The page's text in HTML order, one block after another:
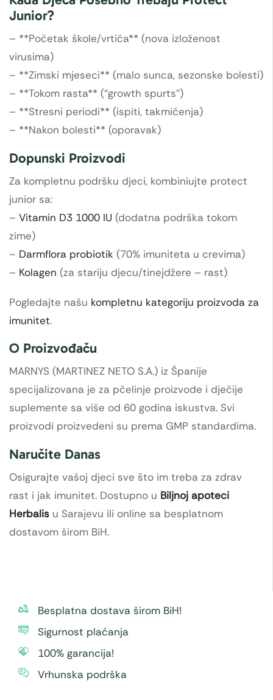
Junior?
– **Početak škole/vrtića** (nova izloženost
virusima)
– **Zimski mjeseci** (malo sunca, sezonske bolesti)
– **Tokom rasta** (“growth spurts”)
– **Stresni periodi** (ispiti, takmičenja)
– **Nakon bolesti** (oporavak)
Dopunski Proizvodi
Za kompletnu podršku djeci, kombiniujte protect
junior sa:
– Vitamin D3 1000 IU (dodatna podrška tokom
zime)
– Darmflora probiotik (70% imuniteta u crevima)
– Kolagen (za stariju djecu/tinejdžere – rast)
Pogledajte našu kompletnu kategoriju proizvoda za
imunitet.
O Proizvođaču
MARNYS (MARTINEZ NETO S.A.) iz Španije
specijalizovana je za pčelinje proizvode i dječije
suplemente sa više od 60 godina iskustva. Svi
proizvodi proizvedeni su prema GMP standardima.
Naručite Danas
Osigurajte vašoj djeci sve što im treba za zdrav
rast i jak imunitet. Dostupno u Biljnoj apoteci
Herbalis u Sarajevu ili online sa besplatnom
dostavom širom BiH.
Besplatna dostava širom BiH!
Sigurnost plaćanja
100% garancija!
Vrhunska podrška